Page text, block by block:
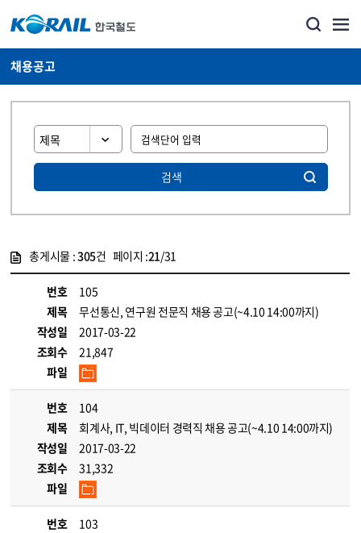
채용공고
검색
총게시물 :305건 페이지 :21/31
번호
105
제목
무선통신, 연구원 전문직 채용 공고(~4.10 14:00까지)
작성일
2017-03-22
조회수
21,847
파일
번호
104
제목
회계사, IT, 빅데이터 경력직 채용 공고(~4.10 14:00까지)
작성일
2017-03-22
조회수
31,332
파일
번호
103